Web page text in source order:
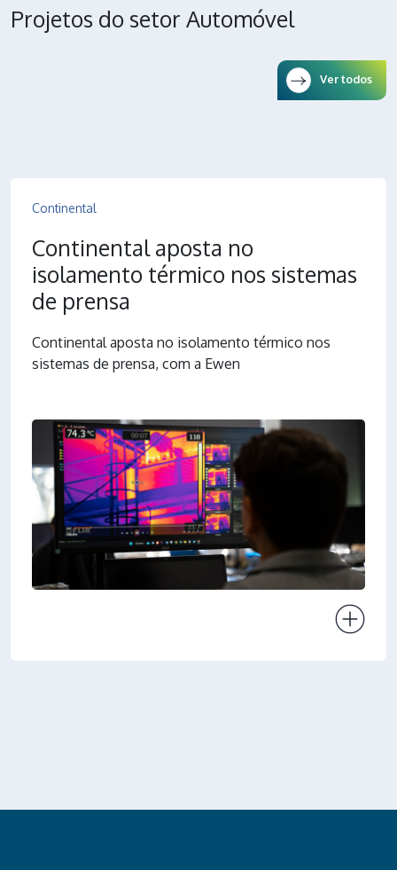
Projetos do setor Automóvel
Ver todos
Continental
Continental aposta no
isolamento térmico nos sistemas
de prensa
Continental aposta no isolamento térmico nos
sistemas de prensa, com a Ewen
Ver projeto